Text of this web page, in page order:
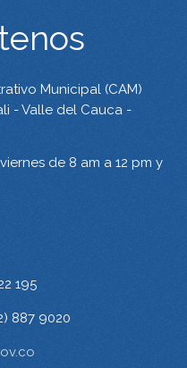
Municipal (CAM)
- Valle del Cauca -
de 8 am a 12 pm y
195
887 9020